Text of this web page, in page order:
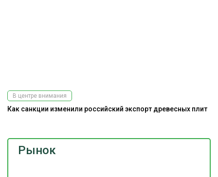
Рынок
В центре внимания
Как санкции изменили российский экспорт древесных плит